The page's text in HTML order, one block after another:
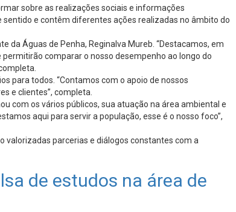
sobre as realizações sociais e informações
e contêm diferentes ações realizadas no âmbito do
da Águas de Penha, Reginalva Mureb. “Destacamos, em
comparar o nosso desempenho ao longo do
para todos. “Contamos com o apoio de nossos
e clientes”, completa.
com os vários públicos, sua atuação na área ambiental e
aqui para servir a população, esse é o nosso foco”,
valorizadas parcerias e diálogos constantes com a
de estudos na área de